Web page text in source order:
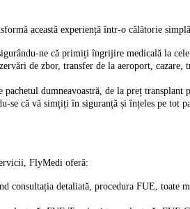
această experiență într-o călătorie
ne că primiți îngrijire medicală la cele
de zbor, transfer de la aeroport, cazare,
dumneavoastră, de la preț transplant
se că vă simțiți în siguranță și înțeles pe tot
FlyMedi oferă:
consultația detaliată, procedura FUE, toate